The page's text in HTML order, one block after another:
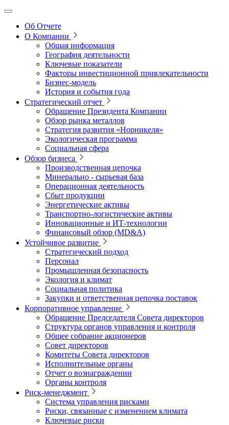
Об Отчете
О Компании
Общая информация
География деятельности
Ключевые показатели
Факторы инвестиционной привлекательности
Бизнес-модель
История и события года
Стратегический отчет
Обращение Президента Компании
Обзор рынка металлов
Стратегия развития «Норникеля»
Экологическая программа
Социальная сфера
Обзор бизнеса
Производственная цепочка
Минерально ‑ сырьевая база
Операционная деятельность
Сбыт продукции
Энергетические активы
Транспортно-логистические активы
Инновационные и ИТ‑технологии
Финансовый обзор (MD&A)
Устойчивое развитие
Стратегический подход
Персонал
Промышленная безопасность
Экология и климат
Социальная политика
Закупки и ответственная цепочка поставок
Корпоративное управление
Обращение Председателя Совета директоров
Структура органов управления и контроля
Общее собрание акционеров
Совет директоров
Комитеты Совета директоров
Исполнительные органы
Отчет о вознаграждении
Органы контроля
Риск-менеджмент
Система управления рисками
Риски, связанные с изменением климата
Ключевые риски